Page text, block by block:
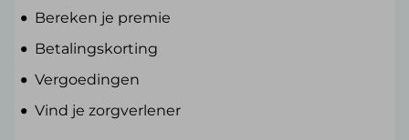
Bereken je premie
Betalingskorting
Vergoedingen
Vind je zorgverlener